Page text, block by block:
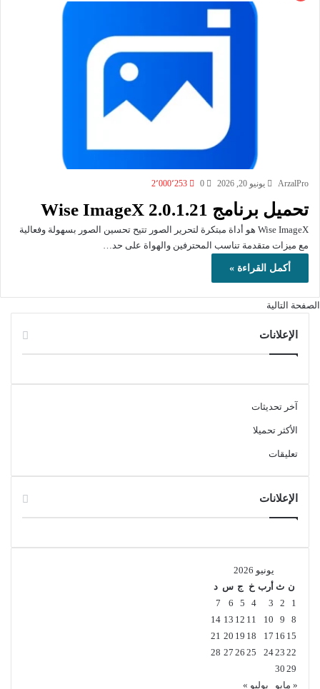
ArzalPro يونيو 20, 2026 0 2٬000٬253
تحميل برنامج Wise ImageX 2.0.1.21
Wise ImageX هو أداة مبتكرة لتحرير الصور تتيح تحسين الصور بسهولة وفعالية
مع ميزات متقدمة تناسب المحترفين والهواة على حد…
أكمل القراءة »
الصفحة التالية
الإعلانات
آخر تحديثات
الأكثر تحميلا
تعليقات
الإعلانات
يونيو 2026
ن ث أرب خ ج س د
1
2
3
4
5
6
7
8
9
10
11
12
13
14
15
16
17
18
19
20
21
22
23
24
25
26
27
28
29
30
« مايو
يوليو »